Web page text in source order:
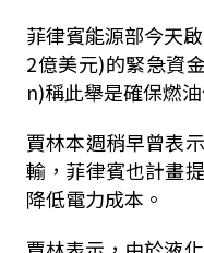
菲律賓能源部今天
2億美元)的緊急資
n)稱此舉是確保燃
賈林本週稍早曾表
輸，菲律賓也計畫
降低電力成本。